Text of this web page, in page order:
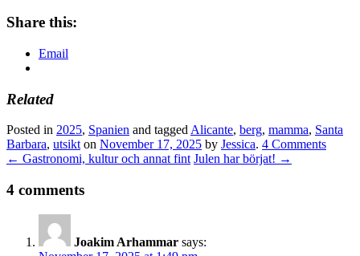
Share this:
Email
Related
Posted in 2025, Spanien and tagged Alicante, berg, mamma, Santa
Barbara, utsikt on November 17, 2025 by Jessica. 4 Comments
← Gastronomi, kultur och annat fint Julen har börjat! →
4 comments
Joakim Arhammar says: